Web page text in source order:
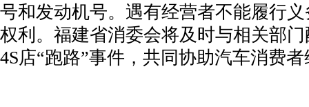
号和发动机号。遇有经营者不能履行
权利。福建省消委会将及时与相关部
4S店“跑路”事件，共同协助汽车消费